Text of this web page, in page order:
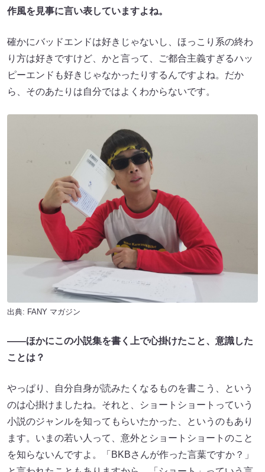
作風を見事に言い表していますよね。
確かにバッドエンドは好きじゃないし、ほっこり系の終わ
り方は好きですけど、かと言って、ご都合主義すぎるハッ
ピーエンドも好きじゃなかったりするんですよね。だか
ら、そのあたりは自分ではよくわからないです。
出典: FANY マガジン
――ほかにこの小説集を書く上で心掛けたこと、意識した
ことは？
やっぱり、自分自身が読みたくなるものを書こう、という
のは心掛けましたね。それと、ショートショートっていう
小説のジャンルを知ってもらいたかった、というのもあり
ます。いまの若い人って、意外とショートショートのこと
を知らないんですよ。「BKBさんが作った言葉ですか？」